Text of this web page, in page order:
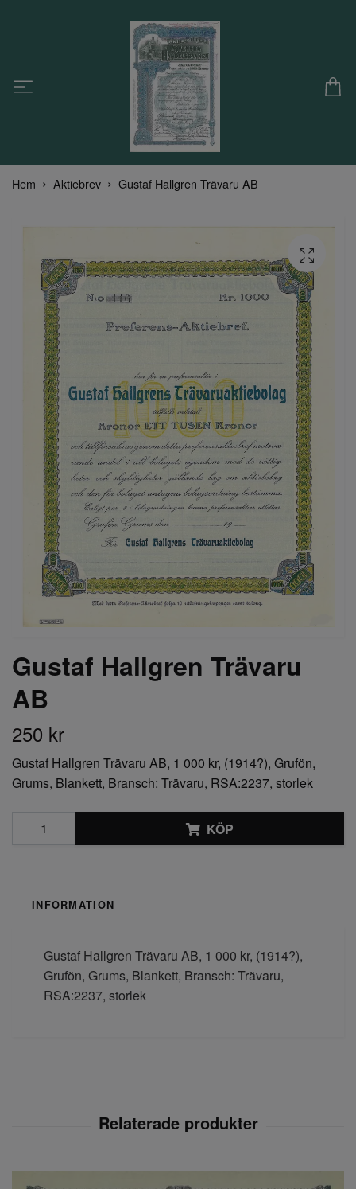
Hem Aktiebrev Gustaf Hallgren Trävaru AB
Gustaf Hallgren Trävaru
AB
250 kr
Gustaf Hallgren Trävaru AB, 1 000 kr, (1914?), Grufön,
Grums, Blankett, Bransch: Trävaru, RSA:2237, storlek
KÖP
INFORMATION
Gustaf Hallgren Trävaru AB, 1 000 kr, (1914?),
Grufön, Grums, Blankett, Bransch: Trävaru,
RSA:2237, storlek